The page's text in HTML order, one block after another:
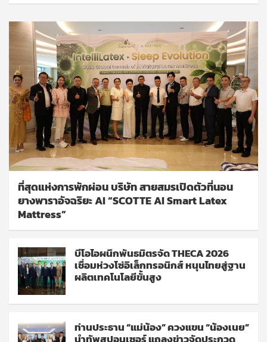
ที่สุดแห่งการพักผ่อน บริษัท สายสมรเปิดตัวที่นอน
ยางพาราอัจฉริยะ AI “SCOTTE AI Smart Latex
Mattress”
บีโอไอผนึกพันธมิตรจัด THECA 2026
เชื่อมห่วงโซ่อิเล็กทรอนิกส์ หนุนไทยสู่ฐาน
ผลิตเทคโนโลยีขั้นสูง
ท่านประธาน “แม่น้อง” ควงแขน “น้องเนย”
นำทัพสปอนเซอร์ แถลงข่าวจัดประกวด